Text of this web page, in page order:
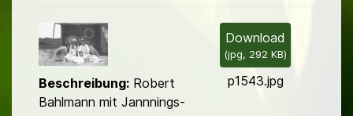
l
d
Download
(jpg, 292 KB)
p1543.jpg
Beschreibung: Robert
Bahlmann mit Jannnings-